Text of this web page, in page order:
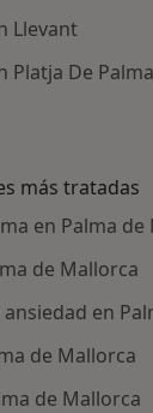
Llevant
Platja De Palma
más tratadas
en Palma de
de Mallorca
en
de Mallorca
de Mallorca